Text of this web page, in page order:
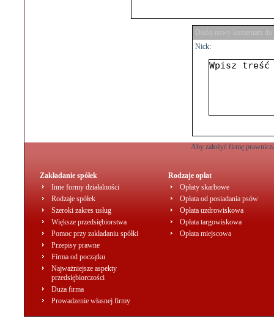
Dodaj nowy komentarz
Nick:
Aby założyć firmę
Zakładanie spółek
Inne formy działalności
Rodzaje spółek
Szeroki zakres usług
Większe przedsiębiorstwa
Pomoc przy zakładaniu spółki
Przepisy prawne
Firma od początku
Najważniejsze aspekty
przedsiębiorczości
Duża firma
Prowadzenie własnej firmy
Rodzaje opłat
Opłaty skarbowe
Opłata od posiadania psów
Opłata uzdrowiskowa
Opłata targowiskowa
Opłata miejscowa